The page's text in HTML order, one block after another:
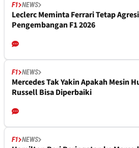
F1 NEWS
Leclerc Meminta Ferrari Tetap
Pengembangan F1 2026
F1 NEWS
Mercedes Tak Yakin Apakah Mesin
Russell Bisa Diperbaiki
F1 NEWS